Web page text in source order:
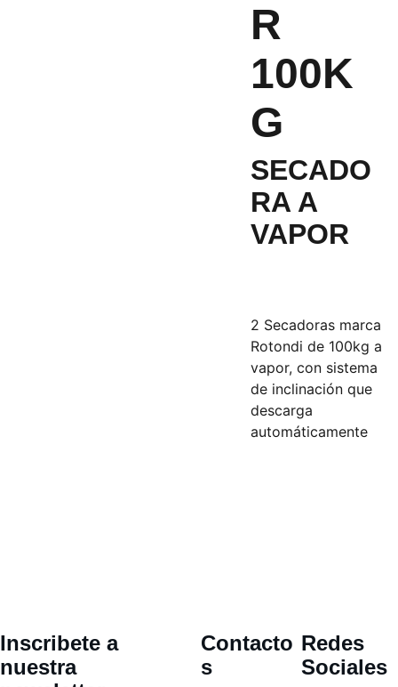
R
100K
G
SECADO
RA A
VAPOR
2 Secadoras marca
Rotondi de 100kg a
vapor, con sistema
de inclinación que
descarga
automáticamente
Contacto
s
Redes
Sociales
Inscribete a
nuestra